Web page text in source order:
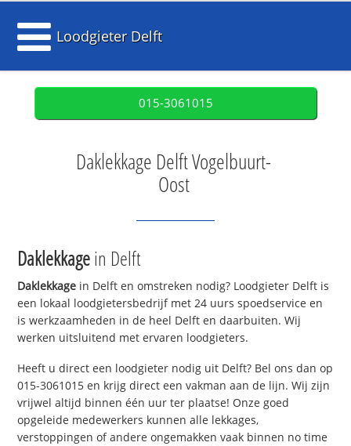
Loodgieter Delft
015-3061015
Daklekkage Delft Vogelbuurt-
Oost
Daklekkagein Delft
Daklekkage in Delft en omstreken nodig? Loodgieter Delft is
een lokaal loodgietersbedrijf met 24 uurs spoedservice en
is werkzaamheden in de heel Delft en daarbuiten. Wij
werken uitsluitend met ervaren loodgieters.
Heeft u direct een loodgieter nodig uit Delft? Bel ons dan op
015-3061015 en krijg direct een vakman aan de lijn. Wij zijn
vrijwel altijd binnen één uur ter plaatse! Onze goed
opgeleide medewerkers kunnen alle lekkages,
verstoppingen of andere ongemakken vaak binnen no time